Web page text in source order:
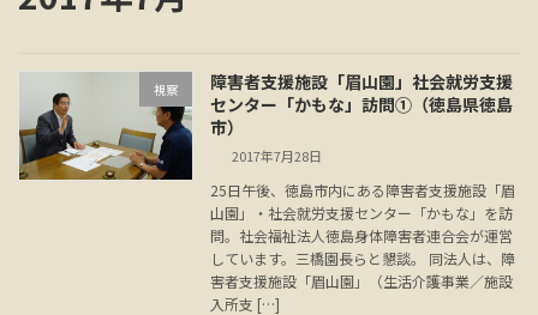
視察
障害者支援施設「眉山園」社会就労支援
センター「かもな」訪問①（徳島県徳島
市）
2017年7月28日
25日午後、徳島市内にある障害者支援施設「眉
山園」・社会就労支援センター「かもな」を訪
問。社会福祉法人徳島身体障害者連合会が運営
しています。三橋園長らと懇談。 同法人は、障
害者支援施設「眉山園」（生活介護事業／施設
入所支 […]